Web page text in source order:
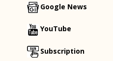
Google News
YouTube
Subscription